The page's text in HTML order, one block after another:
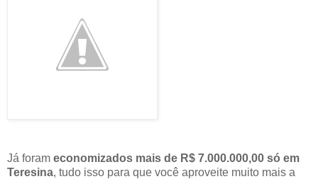
Já foram economizados mais de R$ 7.000.000,00 só em
Teresina, tudo isso para que você aproveite muito mais a